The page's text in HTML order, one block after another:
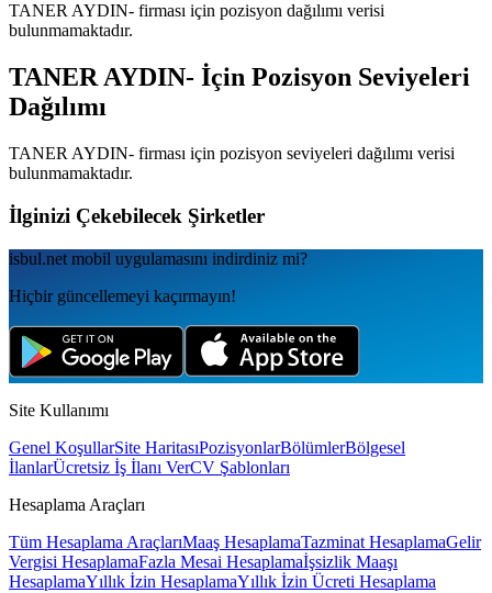
TANER AYDIN- firması için pozisyon dağılımı verisi
bulunmamaktadır.
TANER AYDIN- İçin Pozisyon Seviyeleri
Dağılımı
TANER AYDIN- firması için pozisyon seviyeleri dağılımı verisi
bulunmamaktadır.
İlginizi Çekebilecek Şirketler
isbul.net mobil uygulamаsını indirdiniz mi?
Hiçbir güncellemeyi kaçırmayın!
Site Kullanımı
Genel KoşullarSite HaritasıPozisyonlarBölümlerBölgesel
İlanlarÜcretsiz İş İlanı VerCV Şablonları
Hesaplama Araçları
Tüm Hesaplama AraçlarıMaaş HesaplamaTazminat HesaplamaGelir
Vergisi HesaplamaFazla Mesai Hesaplamaİşsizlik Maaşı
HesaplamaYıllık İzin HesaplamaYıllık İzin Ücreti Hesaplama